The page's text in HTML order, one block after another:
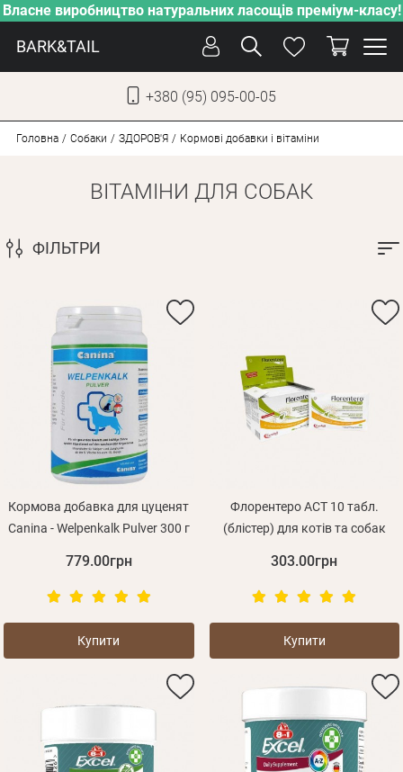
Власне виробництво натуральних ласощів преміум-класу!
BARK&TAIL
+380 (95) 095-00-05
ДОГЛЯД
НОВИНКИ
ДЛЯ КОТІВ
Оплата і доставка
Програма лояльності
Оптовим клієнтам
Контакти
Головна Собаки ЗДОРОВ'Я Кормові добавки і вітаміни
ВІТАМІНИ ДЛЯ СОБАК
ФІЛЬТРИ
Кормова добавка для цуценят
Canina - Welpenkalk Pulver 300 г
779.00грн
Купити
Флорентеро ACT 10 табл.
(блістер) для котів та собак
303.00грн
Купити